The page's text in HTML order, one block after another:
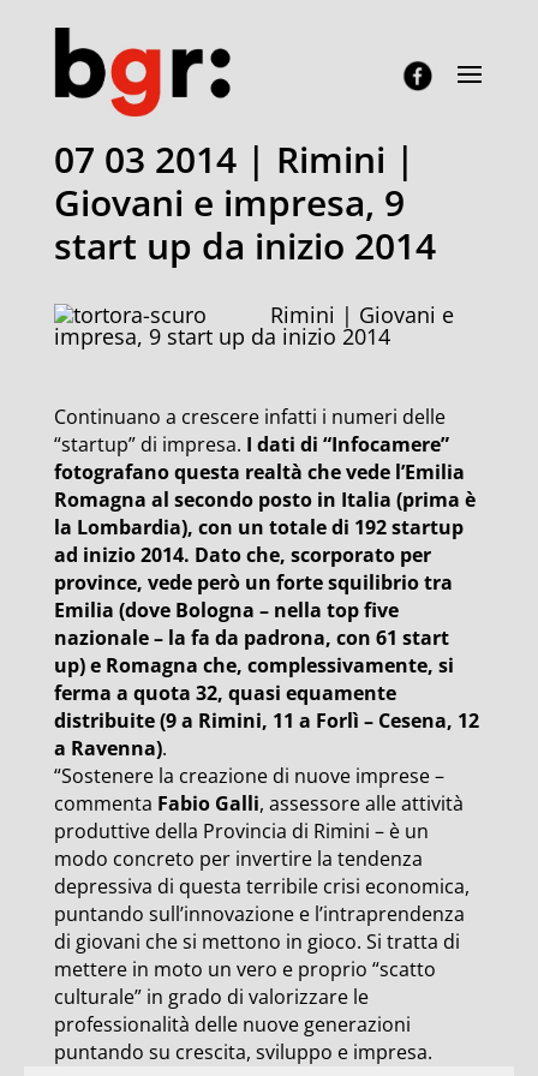
07 03 2014 | Rimini |
Giovani e impresa, 9
start up da inizio 2014
Rimini | Giovani e
impresa, 9 start up da inizio 2014
Continuano a crescere infatti i numeri delle
“startup” di impresa. I dati di “Infocamere”
fotografano questa realtà che vede l’Emilia
Romagna al secondo posto in Italia (prima è
la Lombardia), con un totale di 192 startup
ad inizio 2014. Dato che, scorporato per
province, vede però un forte squilibrio tra
Emilia (dove Bologna – nella top five
nazionale – la fa da padrona, con 61 start
up) e Romagna che, complessivamente, si
ferma a quota 32, quasi equamente
distribuite (9 a Rimini, 11 a Forlì – Cesena, 12
a Ravenna).
“Sostenere la creazione di nuove imprese –
commenta Fabio Galli, assessore alle attività
produttive della Provincia di Rimini – è un
modo concreto per invertire la tendenza
depressiva di questa terribile crisi economica,
puntando sull’innovazione e l’intraprendenza
di giovani che si mettono in gioco. Si tratta di
mettere in moto un vero e proprio “scatto
culturale” in grado di valorizzare le
professionalità delle nuove generazioni
puntando su crescita, sviluppo e impresa.